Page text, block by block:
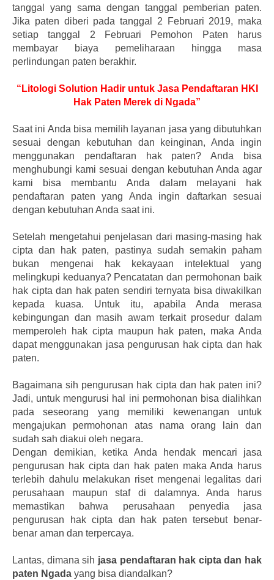
tanggal yang sama dengan tanggal pemberian paten.
Jika paten diberi pada tanggal 2 Februari 2019, maka
setiap tanggal 2 Februari Pemohon Paten harus
membayar biaya pemeliharaan hingga masa
perlindungan paten berakhir.
“Litologi Solution Hadir untuk Jasa Pendaftaran HKI
Hak Paten Merek di Ngada”
Saat ini Anda bisa memilih layanan jasa yang dibutuhkan
sesuai dengan kebutuhan dan keinginan, Anda ingin
menggunakan pendaftaran hak paten? Anda bisa
menghubungi kami sesuai dengan kebutuhan Anda agar
kami bisa membantu Anda dalam melayani hak
pendaftaran paten yang Anda ingin daftarkan sesuai
dengan kebutuhan Anda saat ini.
Setelah mengetahui penjelasan dari masing-masing hak
cipta dan hak paten, pastinya sudah semakin paham
bukan mengenai hak kekayaan intelektual yang
melingkupi keduanya? Pencatatan dan permohonan baik
hak cipta dan hak paten sendiri ternyata bisa diwakilkan
kepada kuasa. Untuk itu, apabila Anda merasa
kebingungan dan masih awam terkait prosedur dalam
memperoleh hak cipta maupun hak paten, maka Anda
dapat menggunakan jasa pengurusan hak cipta dan hak
paten.
Bagaimana sih pengurusan hak cipta dan hak paten ini?
Jadi, untuk mengurusi hal ini permohonan bisa dialihkan
pada seseorang yang memiliki kewenangan untuk
mengajukan permohonan atas nama orang lain dan
sudah sah diakui oleh negara.
Dengan demikian, ketika Anda hendak mencari jasa
pengurusan hak cipta dan hak paten maka Anda harus
terlebih dahulu melakukan riset mengenai legalitas dari
perusahaan maupun staf di dalamnya. Anda harus
memastikan bahwa perusahaan penyedia jasa
pengurusan hak cipta dan hak paten tersebut benar-
benar aman dan terpercaya.
Lantas, dimana sih jasa pendaftaran hak cipta dan hak
paten Ngada yang bisa diandalkan?